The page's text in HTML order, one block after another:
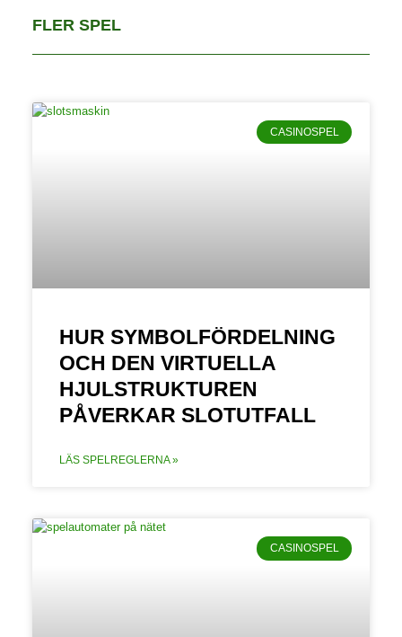
FLER SPEL
CASINOSPEL
HUR SYMBOLFÖRDELNING
OCH DEN VIRTUELLA
HJULSTRUKTUREN
PÅVERKAR SLOTUTFALL
LÄS SPELREGLERNA »
CASINOSPEL